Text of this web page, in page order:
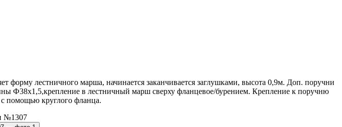
лестничного марша, начинается заканчивается заглушками, высота 0,9м. Доп. поручни
Ф38х1,5,крепление в лестничный марш сверху фланцевое/бурением. Крепление к поручню
с помощью круглого фланца.